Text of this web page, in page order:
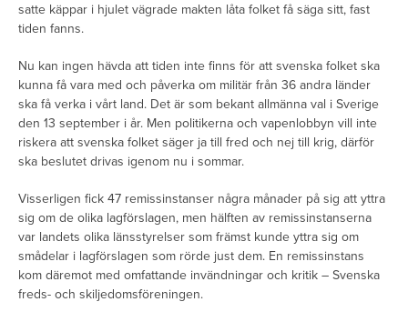
satte käppar i hjulet vägrade makten låta folket få säga sitt, fast
tiden fanns.
Nu kan ingen hävda att tiden inte finns för att svenska folket ska
kunna få vara med och påverka om militär från 36 andra länder
ska få verka i vårt land. Det är som bekant allmänna val i Sverige
den 13 september i år. Men politikerna och vapenlobbyn vill inte
riskera att svenska folket säger ja till fred och nej till krig, därför
ska beslutet drivas igenom nu i sommar.
Visserligen fick 47 remissinstanser några månader på sig att yttra
sig om de olika lagförslagen, men hälften av remissinstanserna
var landets olika länsstyrelser som främst kunde yttra sig om
smådelar i lagförslagen som rörde just dem. En remissinstans
kom däremot med omfattande invändningar och kritik – Svenska
freds- och skiljedomsföreningen.